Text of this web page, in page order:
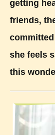
getting
friends,
she feels
this